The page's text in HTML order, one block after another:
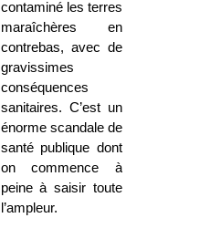
contaminé les terres
maraîchères en
contrebas, avec de
gravissimes
conséquences
sanitaires. C’est un
énorme scandale de
santé publique dont
on commence à
peine à saisir toute
l’ampleur.